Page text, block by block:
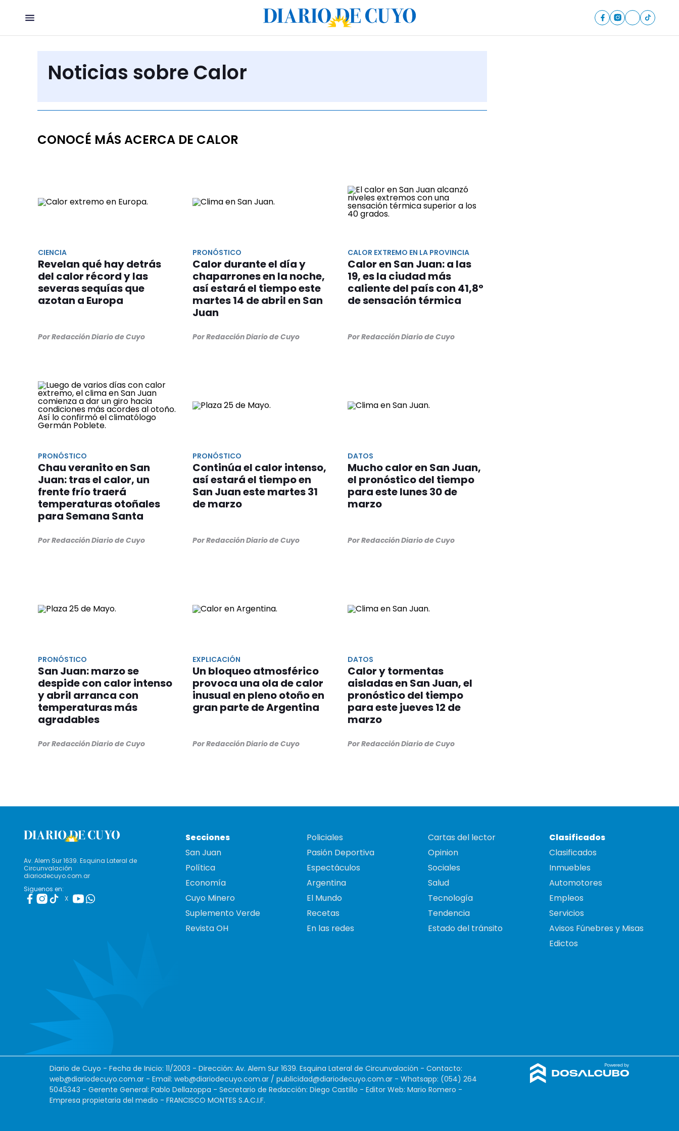
Noticias sobre Calor
CONOCÉ MÁS ACERCA DE CALOR
CIENCIA
Revelan qué hay detrás
del calor récord y las
severas sequías que
azotan a Europa
Por Redacción Diario de Cuyo
PRONÓSTICO
Calor durante el día y
chaparrones en la noche,
así estará el tiempo este
martes 14 de abril en San
Juan
Por Redacción Diario de Cuyo
CALOR EXTREMO EN LA PROVINCIA
Calor en San Juan: a las
19, es la ciudad más
caliente del país con 41,8°
de sensación térmica
Por Redacción Diario de Cuyo
PRONÓSTICO
Chau veranito en San
Juan: tras el calor, un
frente frío traerá
temperaturas otoñales
para Semana Santa
Por Redacción Diario de Cuyo
PRONÓSTICO
Continúa el calor intenso,
así estará el tiempo en
San Juan este martes 31
de marzo
Por Redacción Diario de Cuyo
DATOS
Mucho calor en San Juan,
el pronóstico del tiempo
para este lunes 30 de
marzo
Por Redacción Diario de Cuyo
PRONÓSTICO
San Juan: marzo se
despide con calor intenso
y abril arranca con
temperaturas más
agradables
Por Redacción Diario de Cuyo
EXPLICACIÓN
Un bloqueo atmosférico
provoca una ola de calor
inusual en pleno otoño en
gran parte de Argentina
Por Redacción Diario de Cuyo
DATOS
Calor y tormentas
aisladas en San Juan, el
pronóstico del tiempo
para este jueves 12 de
marzo
Por Redacción Diario de Cuyo
Av. Alem Sur 1639. Esquina Lateral de
Circunvalación
diariodecuyo.com.ar
Siguenos en:
X
Secciones
San Juan
Política
Economía
Cuyo Minero
Suplemento Verde
Revista OH
Policiales
Pasión Deportiva
Espectáculos
Argentina
El Mundo
Recetas
En las redes
Cartas del lector
Opinion
Sociales
Salud
Tecnología
Tendencia
Estado del tránsito
Clasificados
Clasificados
Inmuebles
Automotores
Empleos
Servicios
Avisos Fúnebres y Misas
Edictos
Diario de Cuyo - Fecha de Inicio: 11/2003 - Dirección: Av. Alem Sur 1639. Esquina Lateral de Circunvalación - Contacto:
web@diariodecuyo.com.ar - Email: web@diariodecuyo.com.ar / publicidad@diariodecuyo.com.ar - Whatsapp: (054) 264
5045343 - Gerente General: Pablo Dellazoppa - Secretario de Redacción: Diego Castillo - Editor Web: Mario Romero -
Empresa propietaria del medio - FRANCISCO MONTES S.A.C.I.F.